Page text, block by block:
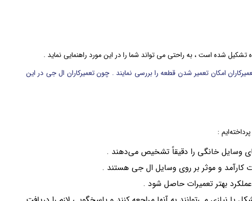
تشکیل شده است ، به راحتی می تواند شما را در این مورد راهنمایی نماید .
امکان تعمیر شدن قطعه را بررسی نمایند . چون تعمیرکاران ال جی در این
:
وسایل خانگی را دقیقاً تشخیص می‌دهند .
کارآمد و موثر بر روی وسایل ال جی هستند .
بهتر تعمیرات حاصل شود .